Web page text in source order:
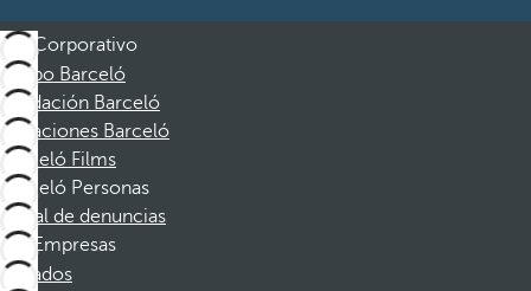
Corporativo
Grupo Barceló
Fundación Barceló
Vacaciones Barceló
Barceló Films
Barceló Personas
Canal de denuncias
Empresas
Afiliados